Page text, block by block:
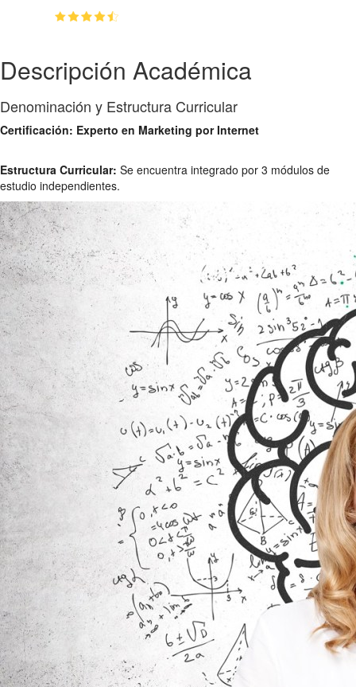
Descripción Académica
Denominación y Estructura Curricular
Certificación: Experto en Marketing por Internet
Estructura Curricular: Se encuentra integrado por 3 módulos de
estudio independientes.